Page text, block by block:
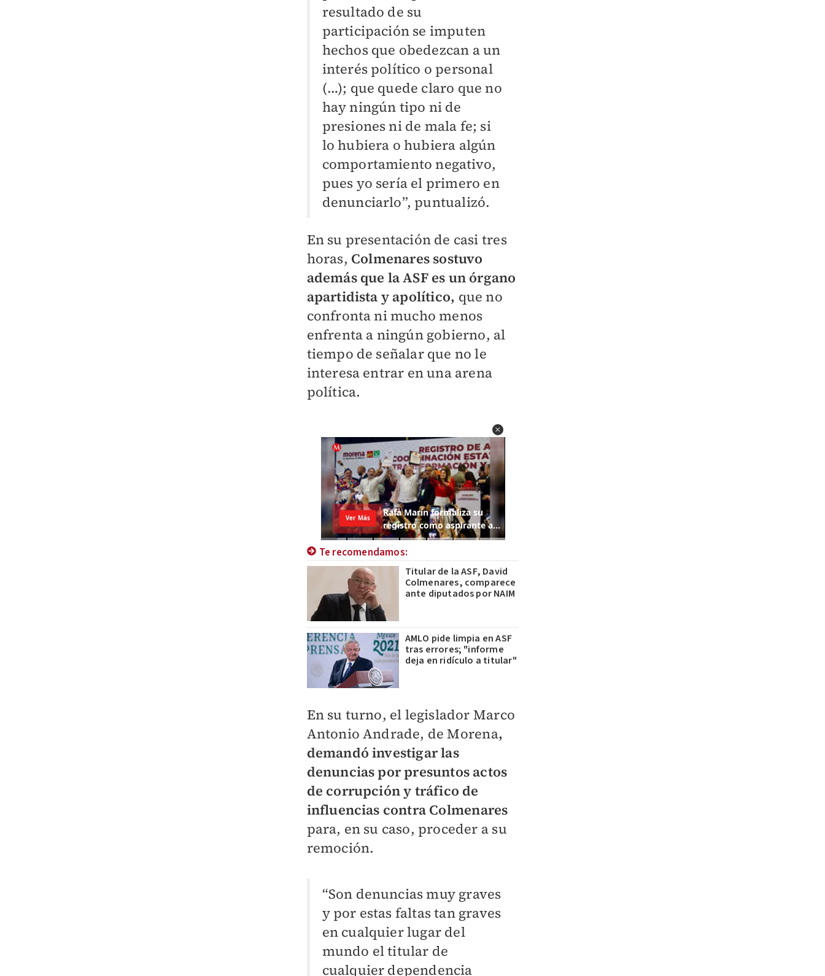
resultado de su
participación se imputen
hechos que obedezcan a un
interés político o personal
(…); que quede claro que no
hay ningún tipo ni de
presiones ni de mala fe; si
lo hubiera o hubiera algún
comportamiento negativo,
pues yo sería el primero en
denunciarlo”, puntualizó.
En su presentación de casi tres
horas, Colmenares sostuvo
además que la ASF es un órgano
apartidista y apolítico, que no
confronta ni mucho menos
enfrenta a ningún gobierno, al
tiempo de señalar que no le
interesa entrar en una arena
política.
Te recomendamos:
Titular de la ASF, David
Colmenares, comparece
ante diputados por NAIM
AMLO pide limpia en ASF
tras errores; "informe
deja en ridículo a titular"
En su turno, el legislador Marco
Antonio Andrade, de Morena,
demandó investigar las
denuncias por presuntos actos
de corrupción y tráfico de
influencias contra Colmenares
para, en su caso, proceder a su
remoción.
“Son denuncias muy graves
y por estas faltas tan graves
en cualquier lugar del
mundo el titular de
cualquier dependencia